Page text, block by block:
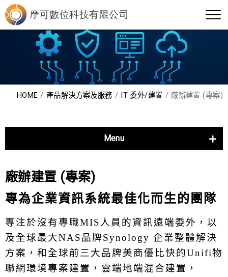
HOME 產品解決方案及服務 IT 委外/建置 廠辦建置 (專案)
Menu
資訊運用
雲+地服務
Asana
InTimeSec
IT 委外/建置
廠辦建置 (專案)
廠辦建置 (專案)
專為企業資訊系統最佳化而生的團隊
專注於沒有專職MIS人員的資訊遠端委外，以
及全球最大NAS品牌Synology 企業整體解決
方案，和全球前三大品牌美商優比快的Unifi物
聯網環境專案建置，雲端地端混合建置，